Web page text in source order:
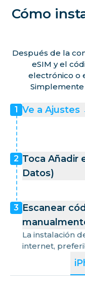
Cómo
Después de la
eSIM y el
electrónico o
1 Ve a Ajustes
2 Toca Añadir
Datos)
3 Escanear
La instalación
internet,